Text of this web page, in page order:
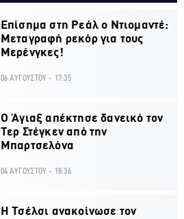
Επίσημα στη Ρεάλ ο Ντιομαντέ:
Μεταγραφή ρεκόρ για τους
Μερένγκες!
06 ΑΥΓΟΥΣΤΟΥ - 17:35
Ο Άγιαξ απέκτησε δανεικό τον
Τερ Στέγκεν από την
Μπαρτσελόνα
04 ΑΥΓΟΥΣΤΟΥ - 18:36
H Τσέλσι ανακοίνωσε τον